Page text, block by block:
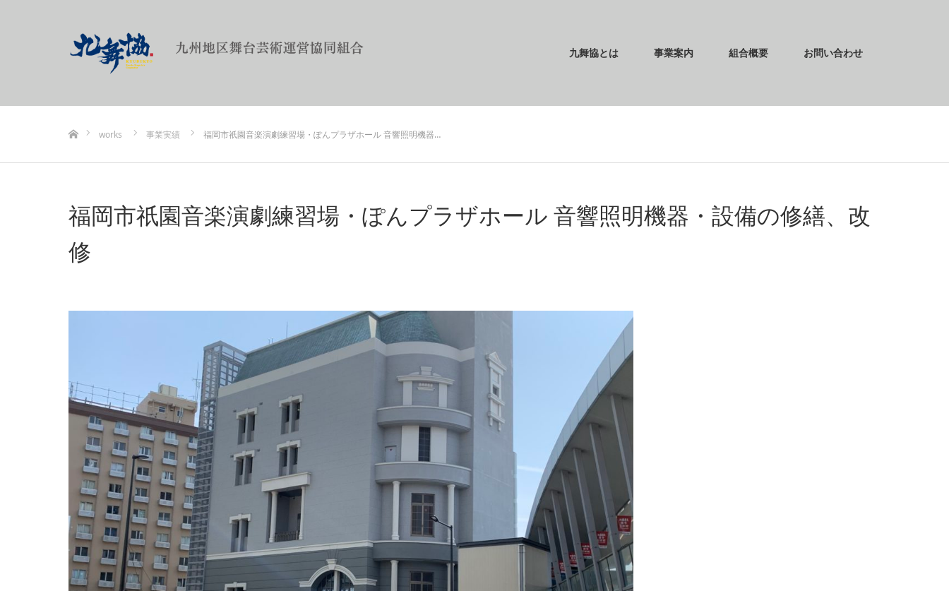
九舞協とは 事業案内 組合概要 お問い合わせ
works
事業実績 福岡市祇園音楽演劇練習場・ぽんプラザホール 音響照明機器…
福岡市祇園音楽演劇練習場・ぽんプラザホール 音響照明機器・設備の修繕、改
修